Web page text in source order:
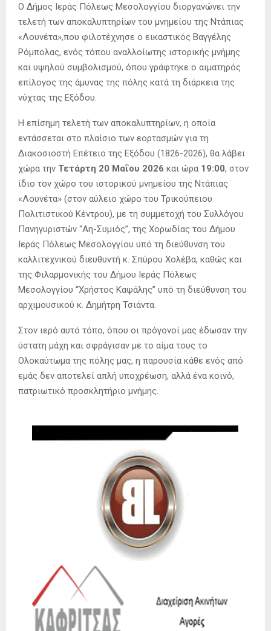
Ο Δήμος Ιεράς Πόλεως Μεσολογγίου διοργανώνει την
τελετή των αποκαλυπτηρίων του μνημείου της Ντάπιας
«Λουνέτα»,που φιλοτέχνησε ο εικαστικός Βαγγέλης
Ρόμπολας, ενός τόπου αναλλοίωτης ιστορικής μνήμης
και υψηλού συμβολισμού, όπου γράφτηκε ο αιματηρός
επίλογος της άμυνας της πόλης κατά τη διάρκεια της
νύχτας της Εξόδου.
Η επίσημη τελετή των αποκαλυπτηρίων, η οποία
εντάσσεται στο πλαίσιο των εορτασμών για τη
Διακοσιοστή Επέτειο της Εξόδου (1826-2026), θα λάβει
χώρα την Τετάρτη 20 Μαΐου 2026 και ώρα 19:00, στον
ίδιο τον χώρο του ιστορικού μνημείου της Ντάπιας
«Λουνέτα» (στον αύλειο χώρο του Τρικούπειου
Πολιτιστικού Κέντρου), με τη συμμετοχή του Συλλόγου
Πανηγυριστών “Αη-Συμιός”, της Χορωδίας του Δήμου
Ιεράς Πόλεως Μεσολογγίου υπό τη διεύθυνση του
καλλιτεχνικού διευθυντή κ. Σπύρου Χολέβα, καθώς και
της Φιλαρμονικής του Δήμου Ιεράς Πόλεως
Μεσολογγίου “Χρήστος Καψάλης” υπό τη διεύθυνση του
αρχιμουσικού κ. Δημήτρη Τσιάντα.
Στον ιερό αυτό τόπο, όπου οι πρόγονοί μας έδωσαν την
ύστατη μάχη και σφράγισαν με το αίμα τους το
Ολοκαύτωμα της πόλης μας, η παρουσία κάθε ενός από
εμάς δεν αποτελεί απλή υποχρέωση, αλλά ένα κοινό,
πατριωτικό προσκλητήριο μνήμης.